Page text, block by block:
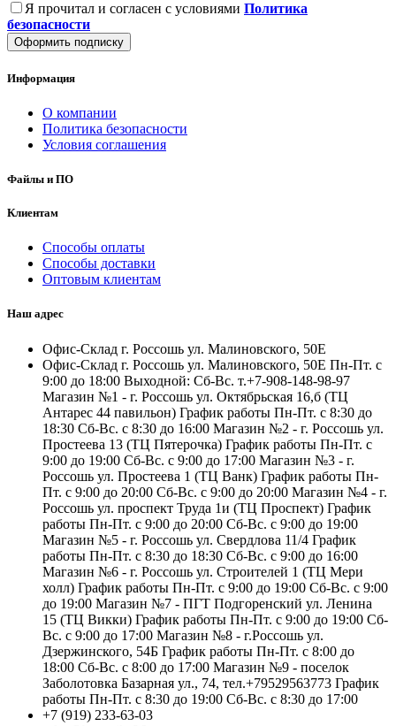
Я прочитал и согласен с условиями Политика
безопасности
Оформить подписку
Информация
О компании
Политика безопасности
Условия соглашения
Файлы и ПО
Клиентам
Способы оплаты
Способы доставки
Оптовым клиентам
Наш адрес
Офис-Склад г. Россошь ул. Малиновского, 50Е
Офис-Склад г. Россошь ул. Малиновского, 50Е Пн-Пт. с
9:00 до 18:00 Выходной: Сб-Вс. т.+7-908-148-98-97
Магазин №1 - г. Россошь ул. Октябрьская 16,б (ТЦ
Антарес 44 павильон) График работы Пн-Пт. с 8:30 до
18:30 Сб-Вс. с 8:30 до 16:00 Магазин №2 - г. Россошь ул.
Простеева 13 (ТЦ Пятерочка) График работы Пн-Пт. с
9:00 до 19:00 Сб-Вс. с 9:00 до 17:00 Магазин №3 - г.
Россошь ул. Простеева 1 (ТЦ Ванк) График работы Пн-
Пт. с 9:00 до 20:00 Сб-Вс. с 9:00 до 20:00 Магазин №4 - г.
Россошь ул. проспект Труда 1и (ТЦ Проспект) График
работы Пн-Пт. с 9:00 до 20:00 Сб-Вс. с 9:00 до 19:00
Магазин №5 - г. Россошь ул. Свердлова 11/4 График
работы Пн-Пт. с 8:30 до 18:30 Сб-Вс. с 9:00 до 16:00
Магазин №6 - г. Россошь ул. Строителей 1 (ТЦ Мери
холл) График работы Пн-Пт. с 9:00 до 19:00 Сб-Вс. с 9:00
до 19:00 Магазин №7 - ПГТ Подгоренский ул. Ленина
15 (ТЦ Викки) График работы Пн-Пт. с 9:00 до 19:00 Сб-
Вс. с 9:00 до 17:00 Магазин №8 - г.Россошь ул.
Дзержинского, 54Б График работы Пн-Пт. с 8:00 до
18:00 Сб-Вс. с 8:00 до 17:00 Магазин №9 - поселок
Заболотовка Базарная ул., 74, тел.+79529563773 График
работы Пн-Пт. с 8:30 до 19:00 Сб-Вс. с 8:30 до 17:00
+7 (919) 233-63-03